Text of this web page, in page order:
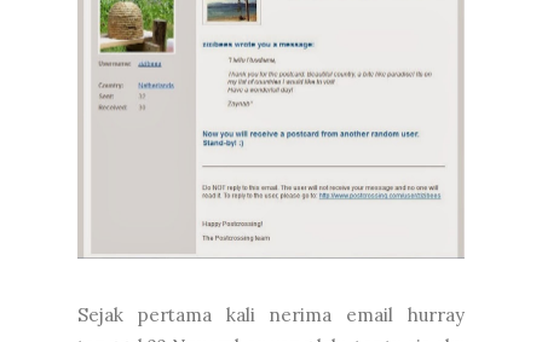
Sejak pertama kali nerima email hurray